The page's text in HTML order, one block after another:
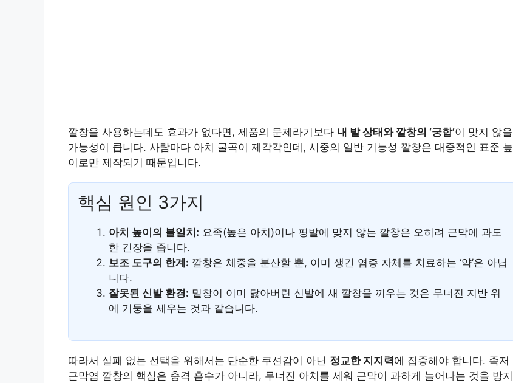
깔창을 사용하는데도 효과가 없다면, 제품의 문제라기보다 내 발 상태와 깔창의 ‘궁합’이 맞지 않을
가능성이 큽니다. 사람마다 아치 굴곡이 제각각인데, 시중의 일반 기능성 깔창은 대중적인 표준 높
이로만 제작되기 때문입니다.
핵심 원인 3가지
아치 높이의 불일치: 요족(높은 아치)이나 평발에 맞지 않는 깔창은 오히려 근막에 과도
한 긴장을 줍니다.
보조 도구의 한계: 깔창은 체중을 분산할 뿐, 이미 생긴 염증 자체를 치료하는 ‘약’은 아닙
니다.
잘못된 신발 환경: 밑창이 이미 닳아버린 신발에 새 깔창을 끼우는 것은 무너진 지반 위
에 기둥을 세우는 것과 같습니다.
따라서 실패 없는 선택을 위해서는 단순한 쿠션감이 아닌 정교한 지지력에 집중해야 합니다. 족저
근막염 깔창의 핵심은 충격 흡수가 아니라, 무너진 아치를 세워 근막이 과하게 늘어나는 것을 방지